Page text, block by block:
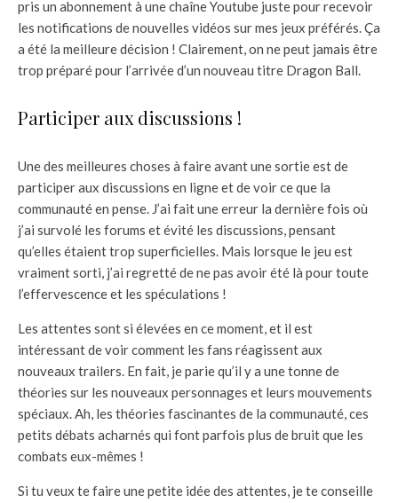
pris un abonnement à une chaîne Youtube juste pour recevoir
les notifications de nouvelles vidéos sur mes jeux préférés. Ça
a été la meilleure décision ! Clairement, on ne peut jamais être
trop préparé pour l’arrivée d’un nouveau titre Dragon Ball.
Participer aux discussions !
Une des meilleures choses à faire avant une sortie est de
participer aux discussions en ligne et de voir ce que la
communauté en pense. J’ai fait une erreur la dernière fois où
j’ai survolé les forums et évité les discussions, pensant
qu’elles étaient trop superficielles. Mais lorsque le jeu est
vraiment sorti, j’ai regretté de ne pas avoir été là pour toute
l’effervescence et les spéculations !
Les attentes sont si élevées en ce moment, et il est
intéressant de voir comment les fans réagissent aux
nouveaux trailers. En fait, je parie qu’il y a une tonne de
théories sur les nouveaux personnages et leurs mouvements
spéciaux. Ah, les théories fascinantes de la communauté, ces
petits débats acharnés qui font parfois plus de bruit que les
combats eux-mêmes !
Si tu veux te faire une petite idée des attentes, je te conseille